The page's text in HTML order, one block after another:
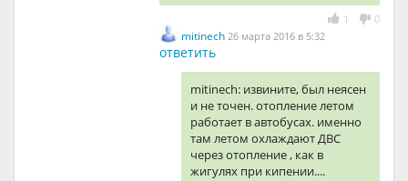
1 0
mitinech 26 марта 2016 в 5:32
ответить
mitinech: извините, был неясен
и не точен. отопление летом
работает в автобусах. именно
там летом охлаждают ДВС
через отопление , как в
жигулях при кипении....